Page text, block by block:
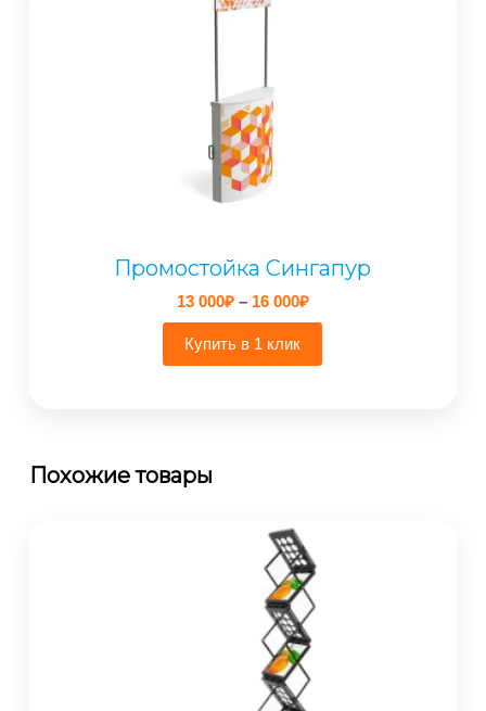
Промостойка Сингапур
13 000₽ – 16 000₽Диапазон
цен:
000₽
Купить в 1 клик
Похожие товары